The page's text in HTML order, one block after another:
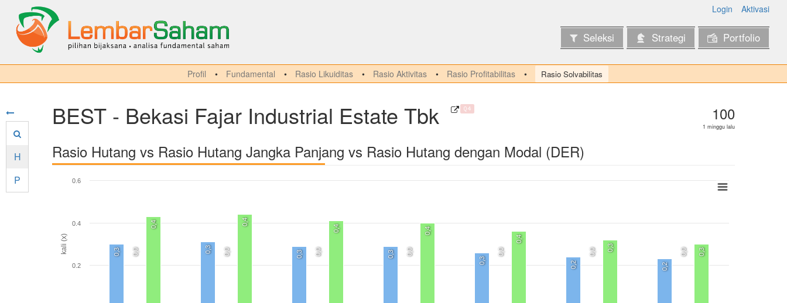
Login Aktivasi
Seleksi Strategi Portfolio
Profil Fundamental Rasio Likuiditas Rasio Aktivitas Rasio Profitabilitas Rasio Solvabilitas
H
P
BEST - Bekasi Fajar Industrial Estate Tbk Q4 100
1 minggu lalu
Rasio Hutang vs Rasio Hutang Jangka Panjang vs Rasio Hutang dengan Modal (DER)
kali (x) 0,3 0,3
0,3 0,3
0,3 0,2 0,2
0,0 0,0 0,0 0,0 0,0 0,0 0,0
0,4 0,4
0,4
0,4
0,4
0,3
0,3
0.2
0.4
0.6